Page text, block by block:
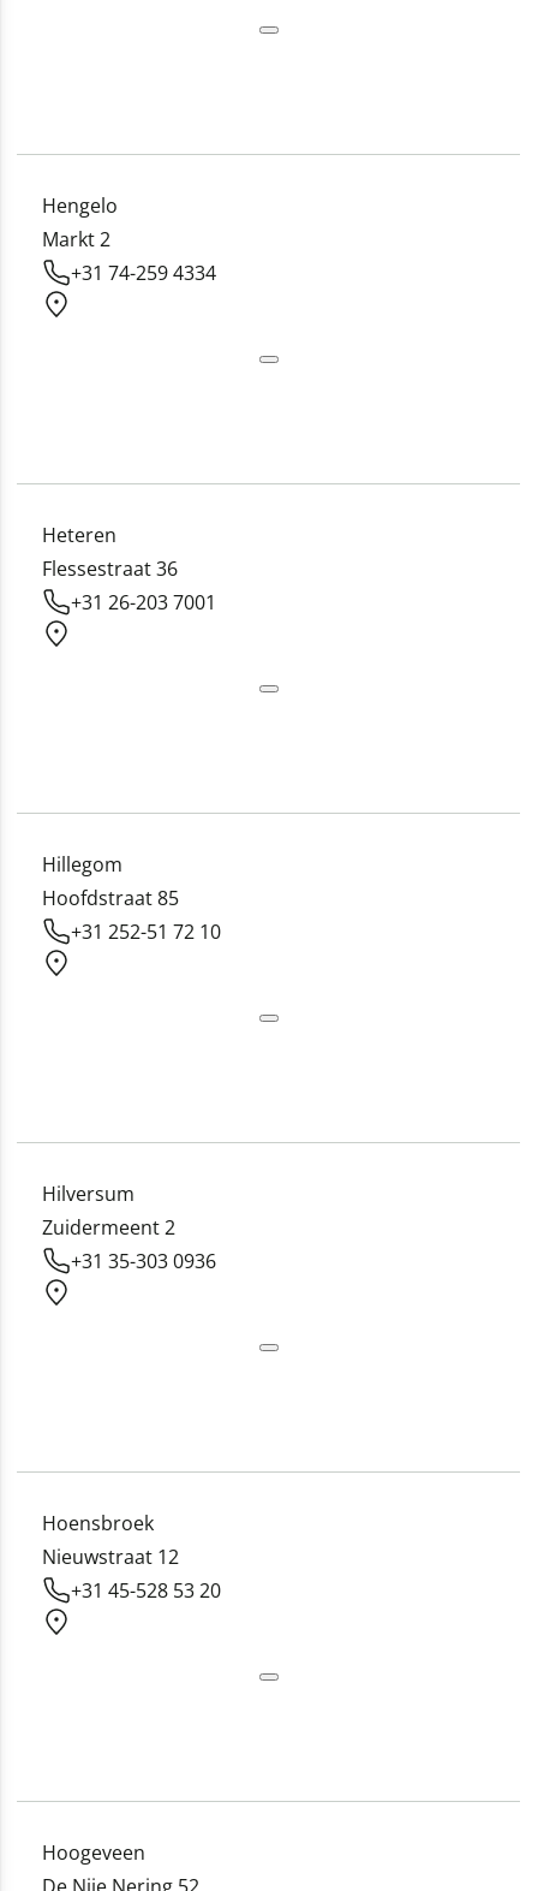
Hengelo
Markt 2
+31 74-259 4334
Heteren
Flessestraat 36
+31 26-203 7001
Hillegom
Hoofdstraat 85
+31 252-51 72 10
Hilversum
Zuidermeent 2
+31 35-303 0936
Hoensbroek
Nieuwstraat 12
+31 45-528 53 20
Hoogeveen